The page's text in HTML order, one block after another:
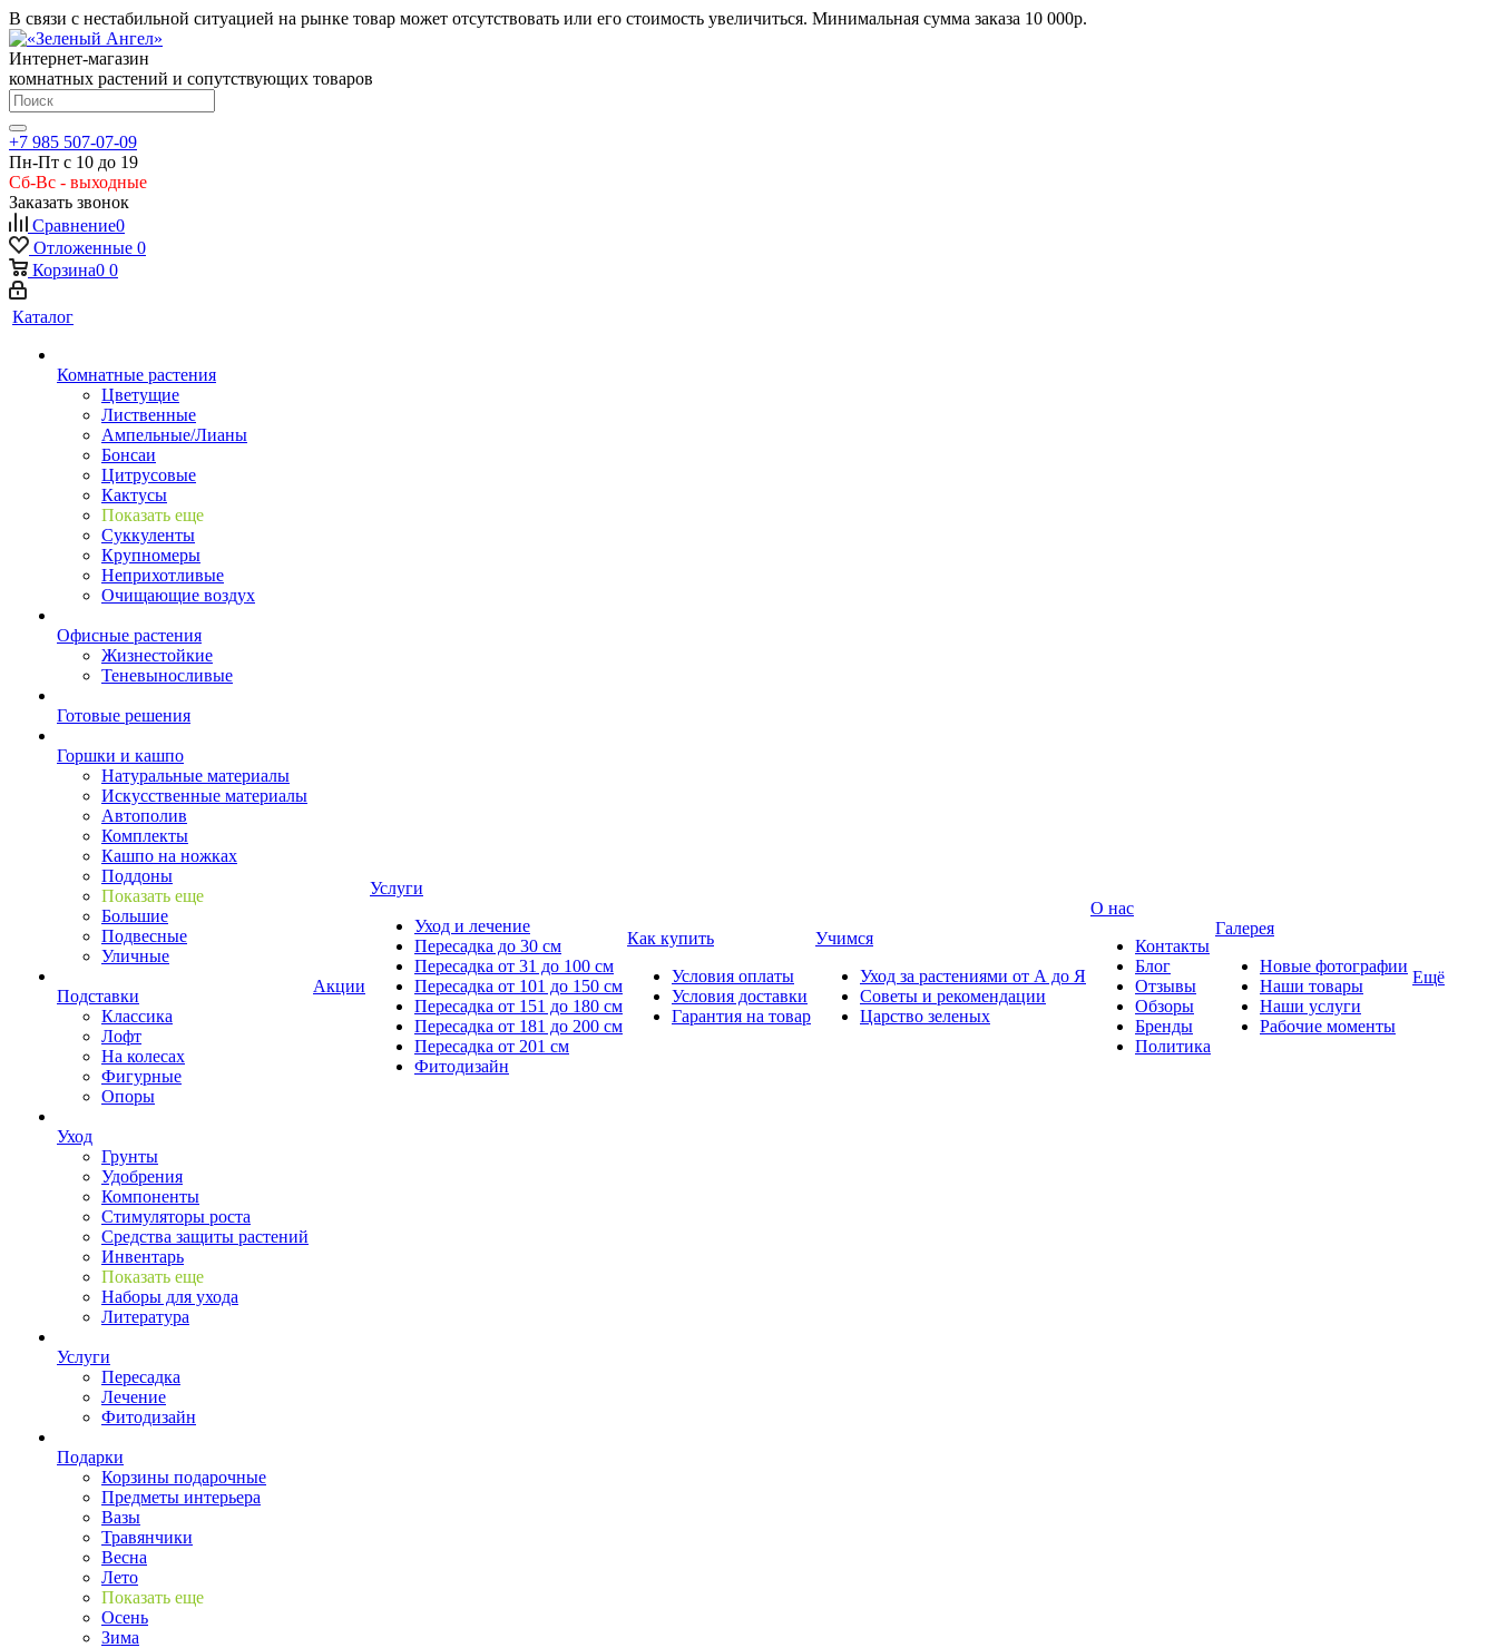
В связи с нестабильной ситуацией на рынке товар может отсутствовать или его стоимость увеличиться. Минимальная сумма заказа 10 000р.
Интернет-магазин
комнатных растений и сопутствующих товаров
+7 985 507-07-09
Пн-Пт с 10 до 19
Сб-Вс - выходные
Заказать звонок
Сравнение0
Отложенные 0
Корзина0 0
Каталог
Комнатные растения
Цветущие
Лиственные
Ампельные/Лианы
Бонсаи
Цитрусовые
Кактусы
Показать еще
Суккуленты
Крупномеры
Неприхотливые
Очищающие воздух
Офисные растения
Жизнестойкие
Теневыносливые
Готовые решения
Горшки и кашпо
Натуральные материалы
Искусственные материалы
Автополив
Комплекты
Кашпо на ножках
Поддоны
Показать еще
Большие
Подвесные
Уличные
Подставки
Классика
Лофт
На колесах
Фигурные
Опоры
Уход
Грунты
Удобрения
Компоненты
Стимуляторы роста
Средства защиты растений
Инвентарь
Показать еще
Наборы для ухода
Литература
Услуги
Пересадка
Лечение
Фитодизайн
Подарки
Корзины подарочные
Предметы интерьера
Вазы
Травянчики
Весна
Лето
Показать еще
Осень
Зима
Акции
Услуги
Уход и лечение
Пересадка до 30 см
Пересадка от 31 до 100 см
Пересадка от 101 до 150 см
Пересадка от 151 до 180 см
Пересадка от 181 до 200 см
Пересадка от 201 см
Фитодизайн
Как купить
Условия оплаты
Условия доставки
Гарантия на товар
Учимся
Уход за растениями от А до Я
Советы и рекомендации
Царство зеленых
О нас
Контакты
Блог
Отзывы
Обзоры
Бренды
Политика
Галерея
Новые фотографии
Наши товары
Наши услуги
Рабочие моменты
Ещё